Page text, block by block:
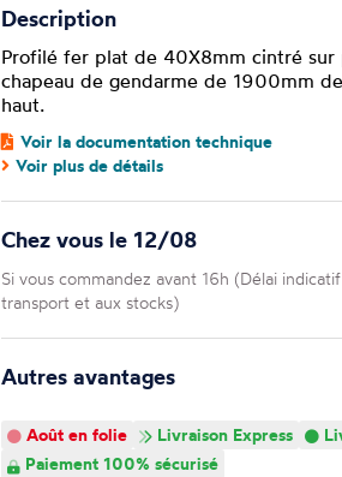
Description
Profilé fer plat de 40X8mm cintré sur
chapeau de gendarme de 1900mm
haut.
Voir la documentation technique
Voir plus de détails
Chez vous le 12/08
Si vous commandez avant 16h (Délai
transport et aux stocks)
Autres avantages
Août en folie Livraison Express
Paiement 100% sécurisé